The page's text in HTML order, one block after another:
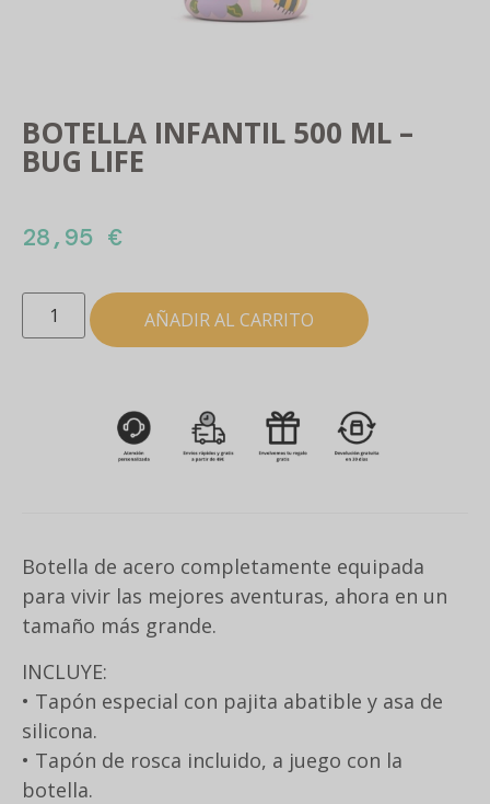
BOTELLA INFANTIL 500 ML –
BUG LIFE
28,95 €
AÑADIR AL CARRITO
Botella de acero completamente equipada
para vivir las mejores aventuras, ahora en un
tamaño más grande.
INCLUYE:
• Tapón especial con pajita abatible y asa de
silicona.
• Tapón de rosca incluido, a juego con la
botella.